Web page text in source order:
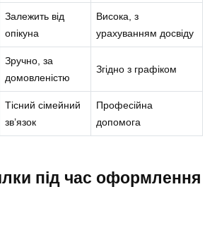
Залежить від
опікуна
Висока, з
урахуванням досвіду
Зручно, за
домовленістю
Згідно з графіком
Тісний сімейний
зв’язок
Професійна
допомога
під час оформлення